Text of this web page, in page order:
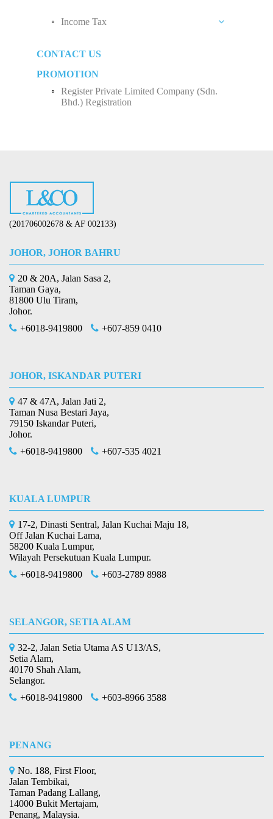
How to Start Up a Business in Malaysia？
Sole Proprietorship
Income Tax
CONTACT US
PROMOTION
Register Private Limited Company (Sdn.
Bhd.) Registration
(201706002678 & AF 002133)
JOHOR, JOHOR BAHRU
20 & 20A, Jalan Sasa 2,
Taman Gaya,
81800 Ulu Tiram,
Johor.
+6018-9419800
+607-859 0410
JOHOR, ISKANDAR PUTERI
47 & 47A, Jalan Jati 2,
Taman Nusa Bestari Jaya,
79150 Iskandar Puteri,
Johor.
+6018-9419800
+607-535 4021
KUALA LUMPUR
17-2, Dinasti Sentral, Jalan Kuchai Maju 18,
Off Jalan Kuchai Lama,
58200 Kuala Lumpur,
Wilayah Persekutuan Kuala Lumpur.
+6018-9419800
+603-2789 8988
SELANGOR, SETIA ALAM
32-2, Jalan Setia Utama AS U13/AS,
Setia Alam,
40170 Shah Alam,
Selangor.
+6018-9419800
+603-8966 3588
PENANG
No. 188, First Floor,
Jalan Tembikai,
Taman Padang Lallang,
14000 Bukit Mertajam,
Penang, Malaysia.